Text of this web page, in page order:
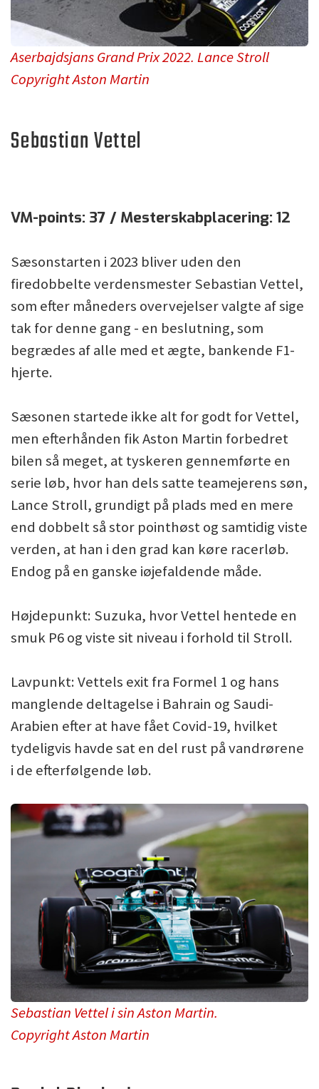
Aserbajdsjans Grand Prix 2022. Lance Stroll
Copyright Aston Martin
Sebastian Vettel
VM-points: 37 / Mesterskabplacering: 12
Sæsonstarten i 2023 bliver uden den
firedobbelte verdensmester Sebastian Vettel,
som efter måneders overvejelser valgte af sige
tak for denne gang - en beslutning, som
begrædes af alle med et ægte, bankende F1-
hjerte.
Sæsonen startede ikke alt for godt for Vettel,
men efterhånden fik Aston Martin forbedret
bilen så meget, at tyskeren gennemførte en
serie løb, hvor han dels satte teamejerens søn,
Lance Stroll, grundigt på plads med en mere
end dobbelt så stor pointhøst og samtidig viste
verden, at han i den grad kan køre racerløb.
Endog på en ganske iøjefaldende måde.
Højdepunkt: Suzuka, hvor Vettel hentede en
smuk P6 og viste sit niveau i forhold til Stroll.
Lavpunkt: Vettels exit fra Formel 1 og hans
manglende deltagelse i Bahrain og Saudi-
Arabien efter at have fået Covid-19, hvilket
tydeligvis havde sat en del rust på vandrørene
i de efterfølgende løb.
Sebastian Vettel i sin Aston Martin.
Copyright Aston Martin